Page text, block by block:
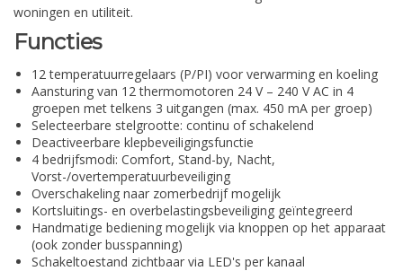
woningen en utiliteit.
Functies
12 temperatuurregelaars (P/PI) voor verwarming en koeling
Aansturing van 12 thermomotoren 24 V – 240 V AC in 4
groepen met telkens 3 uitgangen (max. 450 mA per groep)
Selecteerbare stelgrootte: continu of schakelend
Deactiveerbare klepbeveiligingsfunctie
4 bedrijfsmodi: Comfort, Stand-by, Nacht,
Vorst-/overtemperatuurbeveiliging
Overschakeling naar zomerbedrijf mogelijk
Kortsluitings- en overbelastingsbeveiliging geïntegreerd
Handmatige bediening mogelijk via knoppen op het apparaat
(ook zonder busspanning)
Schakeltoestand zichtbaar via LED's per kanaal